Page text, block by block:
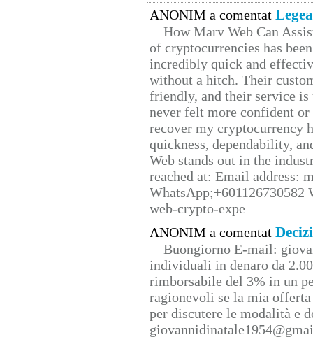
ANONIM a comentat
How Marv Web Can
of cryptocurrencies has
incredibly quick and
without a hitch. Their
friendly, and their service
never felt more confident
recover my cryptocurrency
quickness, dependability,
Web stands out in the
reached at: Email address:
web-crypto-expe
ANONIM a comentat
Buongiorno E-mail:
individuali in denaro da
rimborsabile del 3% in un
ragionevoli se la mia
per discutere le modalità e